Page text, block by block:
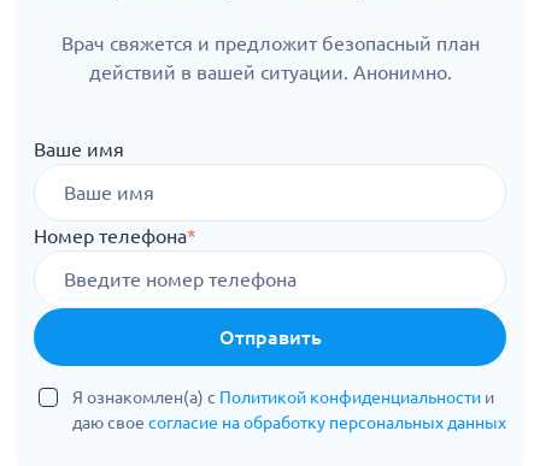
Врач свяжется и предложит безопасный план
действий в вашей ситуации. Анонимно.
Ваше имя
Номер телефона*
Отправить
Я ознакомлен(а) с Политикой конфиденциальности и
даю свое согласие на обработку персональных данных